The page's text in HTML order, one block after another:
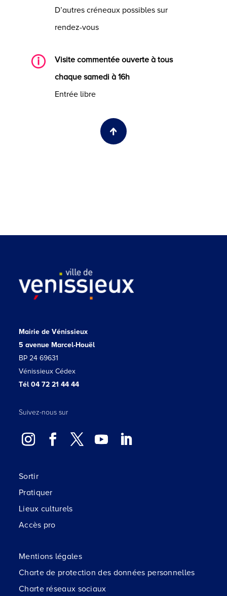
D’autres créneaux possibles sur
rendez-vous
Visite commentée ouverte à tous
chaque samedi à 16h
Entrée libre
Mairie de Vénissieux
5 avenue Marcel-Houël
BP 24 69631
Vénissieux Cédex
Tél 04 72 21 44 44
Suivez-nous sur
Sortir
Pratiquer
Lieux culturels
Accès pro
Mentions légales
Charte de protection des données personnelles
Charte réseaux sociaux